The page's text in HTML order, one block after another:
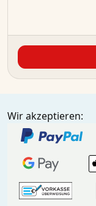
Wir akzeptieren: